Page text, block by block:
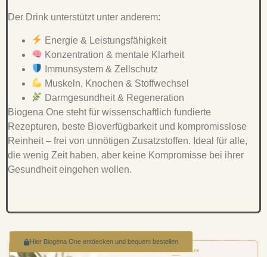
Der Drink unterstützt unter anderem:
Energie & Leistungsfähigkeit
Konzentration & mentale Klarheit
Immunsystem & Zellschutz
Muskeln, Knochen & Stoffwechsel
Darmgesundheit & Regeneration
Biogena One steht für wissenschaftlich fundierte
Rezepturen, beste Bioverfügbarkeit und kompromisslose
Reinheit – frei von unnötigen Zusatzstoffen. Ideal für alle,
die wenig Zeit haben, aber keine Kompromisse bei ihrer
Gesundheit eingehen wollen.
Hier Biogena One entdecken und bequem bestellen